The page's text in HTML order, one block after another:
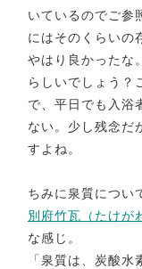
いているのでご参
にはそのくらいの
やはり良かったな
らしいでしょう？
で、平日でも入浴
ない。少し残念だ
すよね。
ちみに泉質につい
別府竹瓦（たけが
な感じ。
「泉質は、炭酸